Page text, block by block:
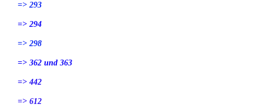
=> 293
=> 294
=> 298
=> 362 und 363
=> 442
=> 612